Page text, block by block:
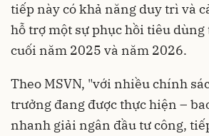
tiếp này có khả năng duy trì và
hỗ trợ một sự phục hồi tiêu dùng
cuối năm 2025 và năm 2026.
Theo MSVN, "với nhiều chính
trưởng đang được thực hiện –
nhanh giải ngân đầu tư công,